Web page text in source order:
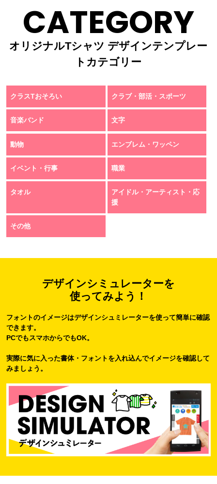
CATEGORY
オリジナルTシャツ デザインテンプレー
トカテゴリー
クラスTおそろい クラブ・部活・スポーツ
音楽バンド 文字
動物 エンブレム・ワッペン
イベント・行事 職業
タオル
アイドル・アーティスト・応
援
その他
デザインシミュレーターを
使ってみよう！
フォントのイメージはデザインシュミレーターを使って簡単に確認
できます。
PCでもスマホからでもOK。
実際に気に入った書体・フォントを入れ込んでイメージを確認して
みましょう。